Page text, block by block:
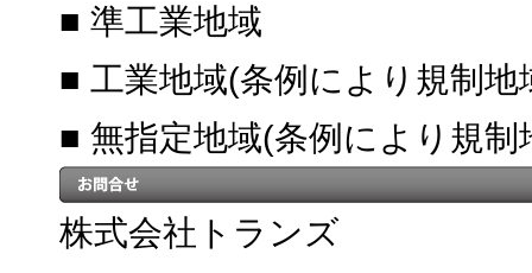
■ 準工業地域
■ 工業地域(条例により規制
■ 無指定地域(条例により規
株式会社トランズ